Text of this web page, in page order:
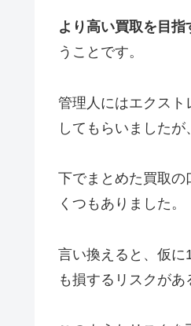
より高い買取を目
うことです。
管理人にはエクスト
してもらいました
下でまとめた買取の
くつもありました。
言い換えると、仮に
も損するリスクがあ